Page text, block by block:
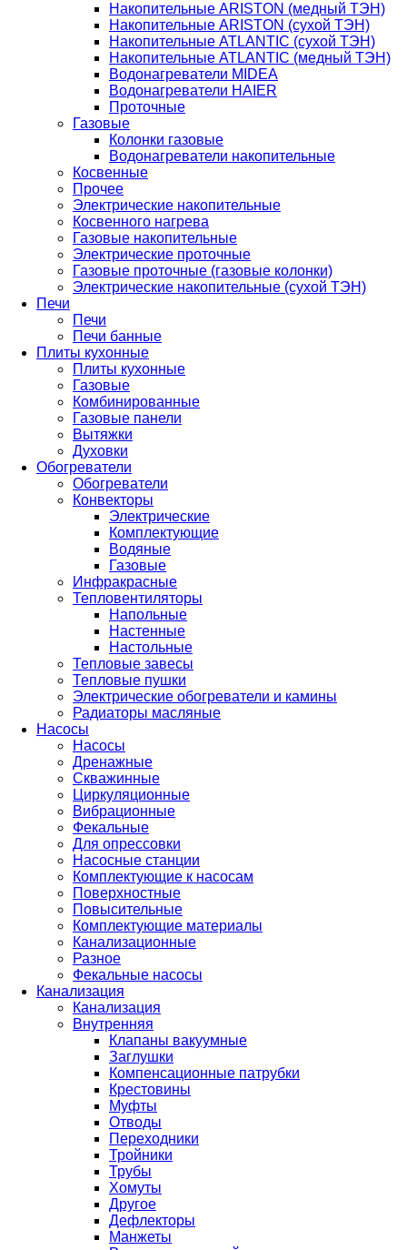
Накопительные ARISTON (медный ТЭН)
Накопительные ARISTON (сухой ТЭН)
Накопительные ATLANTIC (сухой ТЭН)
Накопительные ATLANTIC (медный ТЭН)
Водонагреватели MIDEA
Водонагреватели HAIER
Проточные
Газовые
Колонки газовые
Водонагреватели накопительные
Косвенные
Прочее
Электрические накопительные
Косвенного нагрева
Газовые накопительные
Электрические проточные
Газовые проточные (газовые колонки)
Электрические накопительные (сухой ТЭН)
Печи
Печи
Печи банные
Плиты кухонные
Плиты кухонные
Газовые
Комбинированные
Газовые панели
Вытяжки
Духовки
Обогреватели
Обогреватели
Конвекторы
Электрические
Комплектующие
Водяные
Газовые
Инфракрасные
Тепловентиляторы
Напольные
Настенные
Настольные
Тепловые завесы
Тепловые пушки
Электрические обогреватели и камины
Радиаторы масляные
Насосы
Насосы
Дренажные
Скважинные
Циркуляционные
Вибрационные
Фекальные
Для опрессовки
Насосные станции
Комплектующие к насосам
Поверхностные
Повысительные
Комплектующие материалы
Канализационные
Разное
Фекальные насосы
Канализация
Канализация
Внутренняя
Клапаны вакуумные
Заглушки
Компенсационные патрубки
Крестовины
Муфты
Отводы
Переходники
Тройники
Трубы
Хомуты
Другое
Дефлекторы
Манжеты